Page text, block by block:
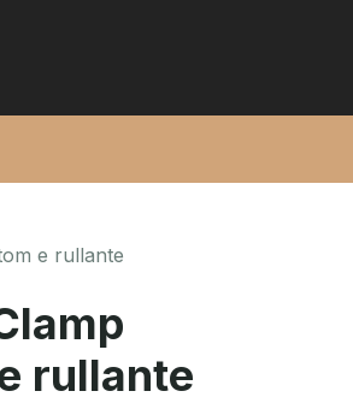
e rullante
rullante